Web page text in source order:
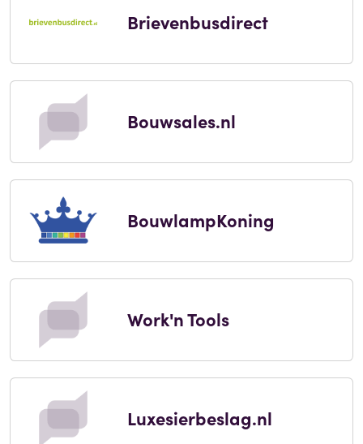
Brievenbusdirect
Bouwsales.nl
BouwlampKoning
Work'n Tools
Luxesierbeslag.nl